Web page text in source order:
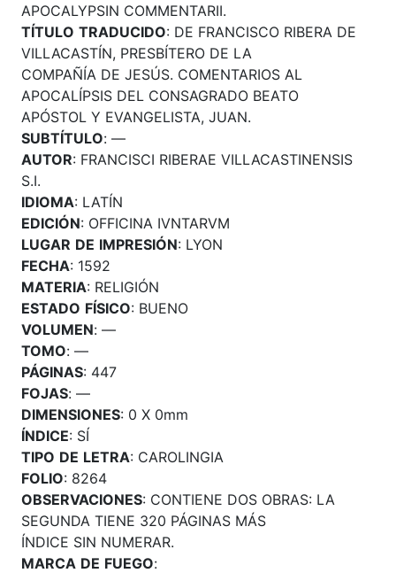
APOCALYPSIN COMMENTARII.
TÍTULO TRADUCIDO: DE FRANCISCO RIBERA DE
VILLACASTÍN, PRESBÍTERO DE LA
COMPAÑÍA DE JESÚS. COMENTARIOS AL
APOCALÍPSIS DEL CONSAGRADO BEATO
APÓSTOL Y EVANGELISTA, JUAN.
SUBTÍTULO: —
AUTOR: FRANCISCI RIBERAE VILLACASTINENSIS
S.I.
IDIOMA: LATÍN
EDICIÓN: OFFICINA IVNTARVM
LUGAR DE IMPRESIÓN: LYON
FECHA: 1592
MATERIA: RELIGIÓN
ESTADO FÍSICO: BUENO
VOLUMEN: —
TOMO: —
PÁGINAS: 447
FOJAS: —
DIMENSIONES: 0 X 0mm
ÍNDICE: SÍ
TIPO DE LETRA: CAROLINGIA
FOLIO: 8264
OBSERVACIONES: CONTIENE DOS OBRAS: LA
SEGUNDA TIENE 320 PÁGINAS MÁS
ÍNDICE SIN NUMERAR.
MARCA DE FUEGO: